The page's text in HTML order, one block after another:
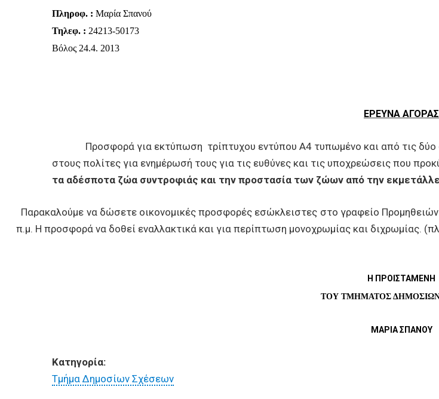
Πληροφ. : Μαρία Σπανού
Τηλεφ. : 24213-50173
Βόλος 24.4. 2013
ΕΡΕΥΝΑ ΑΓΟΡΑΣ
Προσφορά για εκτύπωση τρίπτυχου εντύπου Α4 τυπωμένο και από τις δύο
στους πολίτες για ενημέρωσή τους για τις ευθύνες και τις υποχρεώσεις που
τα αδέσποτα ζώα συντροφιάς και την προστασία των ζώων από την
Παρακαλούμε να δώσετε οικονομικές προσφορές εσώκλειστες στο γραφείο
π.μ. Η προσφορά να δοθεί εναλλακτικά και για περίπτωση μονοχρωμίας και διχρωμίας.
Η ΠΡΟΙΣΤΑΜΕΝΗ
ΤΟΥ ΤΜΗΜΑΤΟΣ
ΜΑΡΙΑ ΣΠΑΝΟΥ
Κατηγορία:
Τμήμα Δημοσίων Σχέσεων